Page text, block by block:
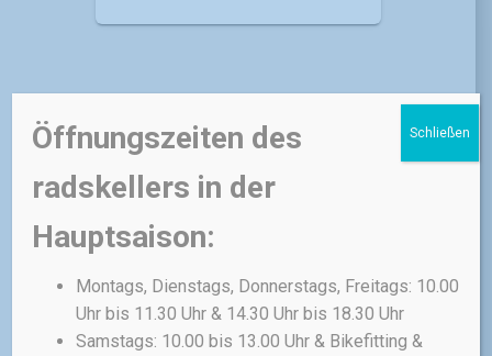
FAHRRÄDER
MAXX - ALLE
FAHRRÄDER UND E-BIKES DER
BIKEFITTING/BIKESIZING/BIKEPOSITI
ONING-TERMIN INDIVIDUELL MIT DIR
BESTELLT!
Maxx Fab.4 –
Baukasten!
Öffnungszeiten des
radskellers in der
Hauptsaison:
Montags, Dienstags, Donnerstags, Freitags: 10.00
Uhr bis 11.30 Uhr & 14.30 Uhr bis 18.30 Uhr
Samstags: 10.00 bis 13.00 Uhr & Bikefitting &
Schließen